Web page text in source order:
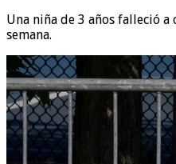
Una niña de 3 años falleció
semana.